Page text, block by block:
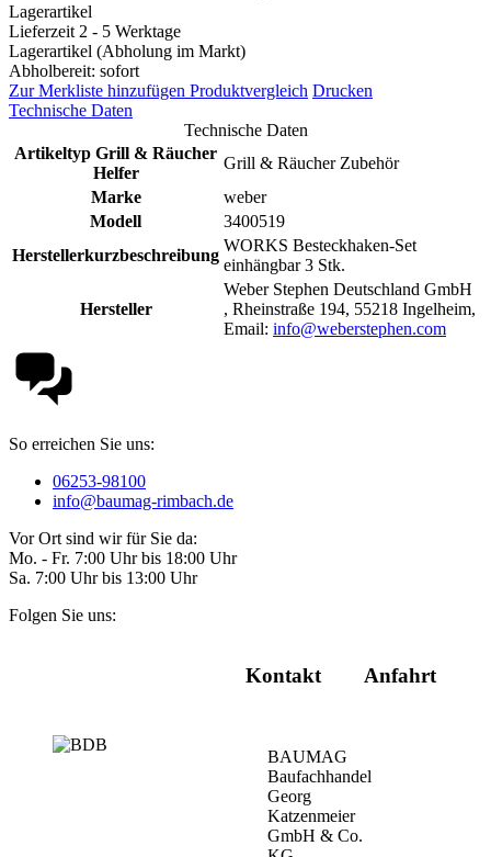
Lagerartikel
Lieferzeit 2 - 5 Werktage
Lagerartikel (Abholung im Markt)
Abholbereit: sofort
Zur Merkliste hinzufügen Produktvergleich Drucken
Technische Daten
Technische Daten
Artikeltyp Grill & Räucher
Helfer
Grill & Räucher Zubehör
Marke
weber
Modell
3400519
Herstellerkurzbeschreibung
WORKS Besteckhaken-Set
einhängbar 3 Stk.
Hersteller
Weber Stephen Deutschland GmbH
, Rheinstraße 194, 55218 Ingelheim,
Email: info@weberstephen.com
So erreichen Sie uns:
06253-98100
info@baumag-rimbach.de
Vor Ort sind wir für Sie da:
Mo. - Fr. 7:00 Uhr bis 18:00 Uhr
Sa. 7:00 Uhr bis 13:00 Uhr
Folgen Sie uns:
Kontakt
BAUMAG
Baufachhandel
Georg
Katzenmeier
GmbH & Co.
Anfahrt